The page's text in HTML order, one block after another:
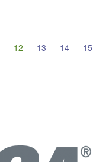
12 （こ
の
13 14 15